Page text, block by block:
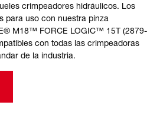
crimpeadores hidráulicos. Los
para uso con nuestra pinza
M18™ FORCE LOGIC™ 15T (2879-
con todas las crimpeadoras
de la industria.